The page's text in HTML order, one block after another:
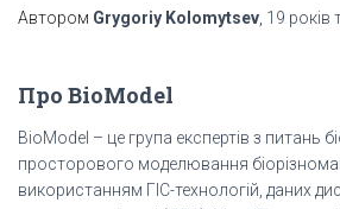
Автором Grygoriy Kolomytsev 19 років
Про BioModel
BioModel – це група експертів з питань
просторового моделювання
використанням ГІС-технологій, даних